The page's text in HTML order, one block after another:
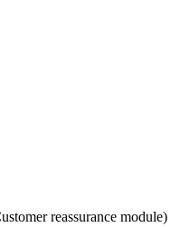
reassurance module)